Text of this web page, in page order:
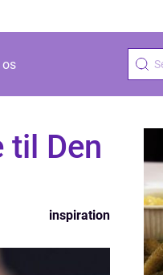
os
til Den
inspiration